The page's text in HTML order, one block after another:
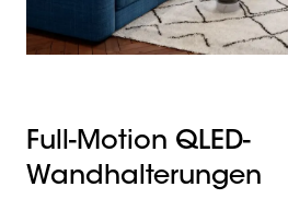
Full-Motion QLED-
Wandhalterungen